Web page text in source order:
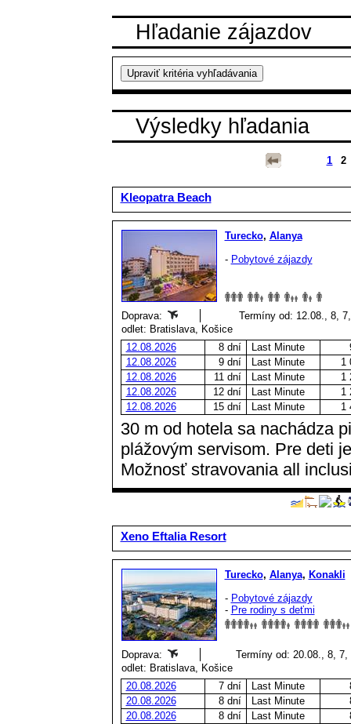
Hľadanie zájazdov
Výsledky hľadania
1 2
Kleopatra Beach
Turecko, Alanya
- Pobytové zájazdy
Doprava:
Termíny od: 12.08., 8,
odlet: Bratislava, Košice
12.08.2026
8 dní Last Minute
12.08.2026
9 dní Last Minute
1
12.08.2026
11 dní Last Minute
1
12.08.2026
12 dní Last Minute
1
12.08.2026
15 dní Last Minute 1
30 m od hotela sa nachádza
plážovým servisom. Pre deti
Možnosť stravovania all
Xeno Eftalia Resort
Turecko, Alanya, Konakli
- Pobytové zájazdy
- Pre rodiny s deťmi
Doprava:
Termíny od: 20.08., 8,
odlet: Bratislava, Košice
20.08.2026
7 dní Last Minute
20.08.2026
8 dní Last Minute
20.08.2026
8 dní Last Minute